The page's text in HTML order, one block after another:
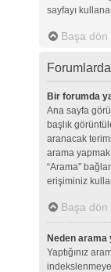
sayfayı
Başa dön
Bir forumda
Ana sayfa
başlık
aranacak
arama
“Arama”
erişiminiz
Başa dön
Neden arama
Yaptığınız